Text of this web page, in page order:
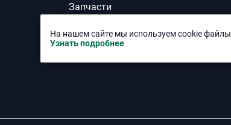
Запчасти
Шины
На нашем сайте мы используем cookie файлы
Узнать подробнее